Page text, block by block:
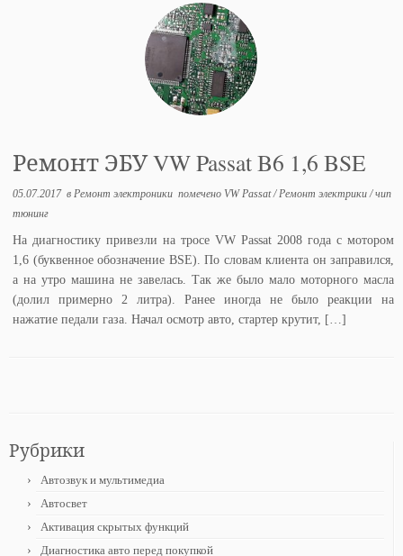
Ремонт ЭБУ VW Passat B6 1,6 BSE
05.07.2017в Ремонт электроники помечено VW Passat/ Ремонт электрики/чип
тюнинг
На диагностику привезли на тросе VW Passat 2008 года с мотором
1,6 (буквенное обозначение BSE). По словам клиента он заправился,
а на утро машина не завелась. Так же было мало моторного масла
(долил примерно 2 литра). Ранее иногда не было реакции на
нажатие педали газа. Начал осмотр авто, стартер крутит, […]
Рубрики
Автозвук и мультимедиа
Автосвет
Активация скрытых функций
Диагностика авто перед покупкой